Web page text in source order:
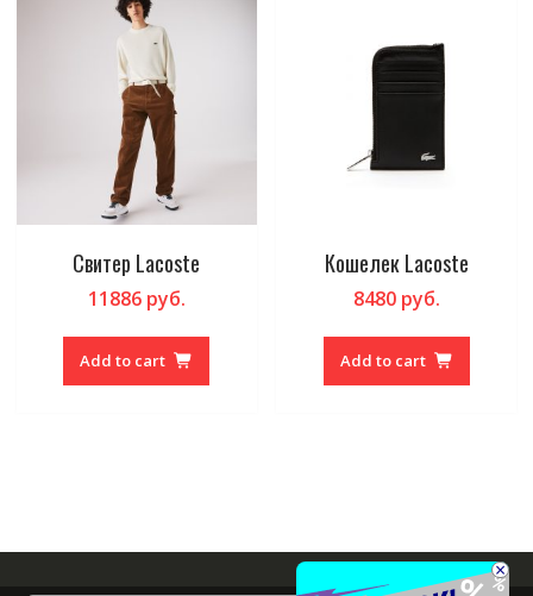
Свитер Lacoste
11886руб.
Add to cart
Кошелек Lacoste
8480руб.
Add to cart
×